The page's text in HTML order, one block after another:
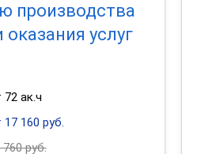
производства
услуг
72 ак.ч
17 160 руб.
760 руб.